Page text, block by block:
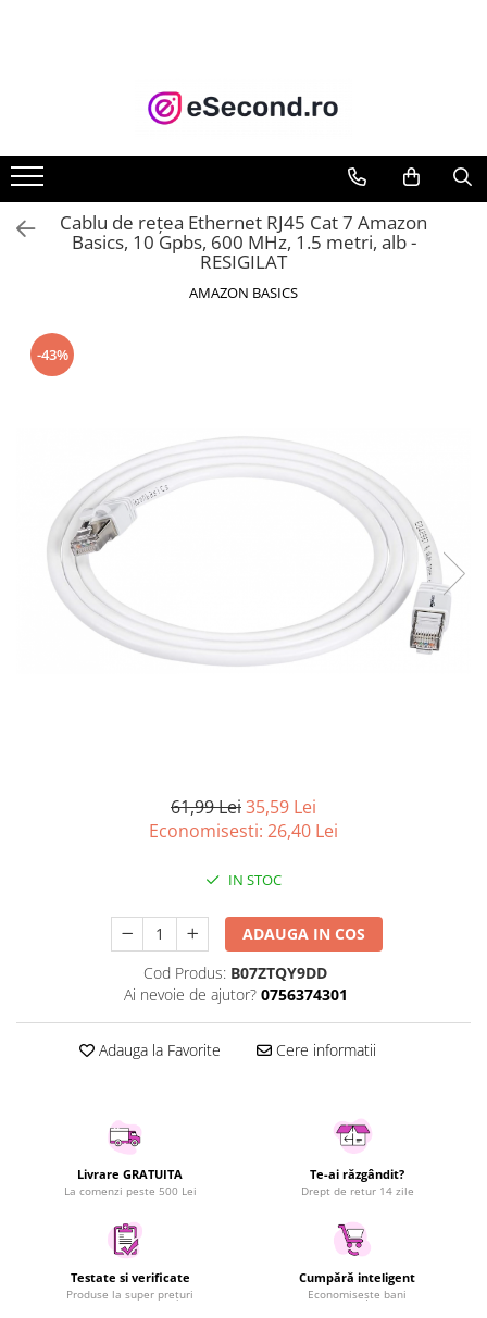
Accesorii Auto
Anvelope & Jante
Covorase auto
Echipamente pentru Atelier
Intretinere & Cosmetica auto
Reparatii si echipamente auto
Trotinete electrice
Bucatarie & Servire
Curatenie si intretinere
Decoratiuni
Gradinarit
Hobby-uri creative
Iluminat & Electrice
Kit-uri automatizari porti si usi
Organizare si depozitare
Silicon, spume si solutii tehnice
Sisteme Incalzire
Utilaje si materiale de constructii
Laptop, Tablete & Telefoane
Laptopuri si Accesorii
Telefoane Mobile & accesorii
Wearable & Gadgeturi
Electrocasnice & Climatizare
Accesorii si piese masini spalat
rufe si uscatoare
Accesorii si piese masini spalat
Cablu de rețea Ethernet RJ45 Cat 7 Amazon
Basics, 10 Gpbs, 600 MHz, 1.5 metri, alb -
RESIGILAT
AMAZON BASICS
-43%
61,99 Lei35,59 Lei
Economisesti: 26,40 Lei
IN STOC
ADAUGA IN COS
Cod Produs: B07ZTQY9DD
Ai nevoie de ajutor? 0756374301
Adauga la Favorite Cere informatii
Livrare GRATUITA
La comenzi peste 500 Lei
Te-ai răzgândit?
Drept de retur 14 zile
Testate si verificate
Produse la super prețuri
Cumpără inteligent
Economisește bani